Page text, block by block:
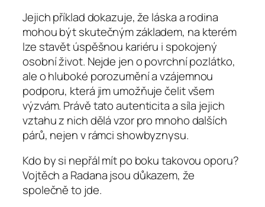
Jejich příklad dokazuje, že láska a rodina
mohou být skutečným základem, na kterém
lze stavět úspěšnou kariéru i spokojený
osobní život. Nejde jen o povrchní pozlátko,
ale o hluboké porozumění a vzájemnou
podporu, která jim umožňuje čelit všem
výzvám. Právě tato autenticita a síla jejich
vztahu z nich dělá vzor pro mnoho dalších
párů, nejen v rámci showbyznysu.
Kdo by si nepřál mít po boku takovou oporu?
Vojtěch a Radana jsou důkazem, že
společně to jde.